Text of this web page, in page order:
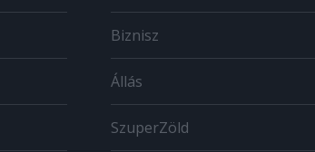
Biznisz
Állás
SzuperZöld